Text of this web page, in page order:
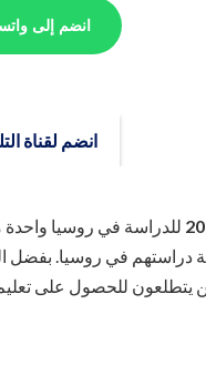
انضم إلى
انضم لقناة
للدراسة في روسيا
دراستهم في روسيا.
يتطلعون للحصول على